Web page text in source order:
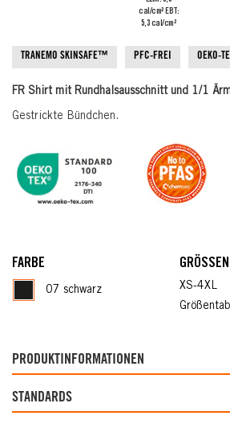
cal/cm² EBT:
5,3 cal/cm²
TRANEMO SKINSAFE™ PFC-FREI OEKO-
FR Shirt mit Rundhalsausschnitt und 1/1
Gestrickte Bündchen.
FARBE
07 schwarz
GRÖSSEN
XS-4XL
PRODUKTINFORMATIONEN
STANDARDS